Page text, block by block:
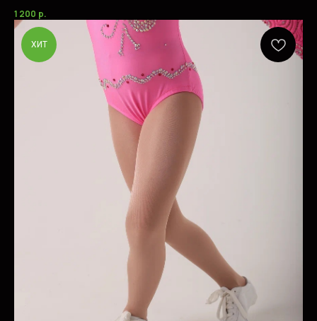
1 200 р.
ХИТ
СОМНЕВАЕТЕСЬ
В ВЫБОРЕ ТОВАРА ИЛИ
УСЛУГИ?
CВЯЖИТЕСЬ С НАМИ